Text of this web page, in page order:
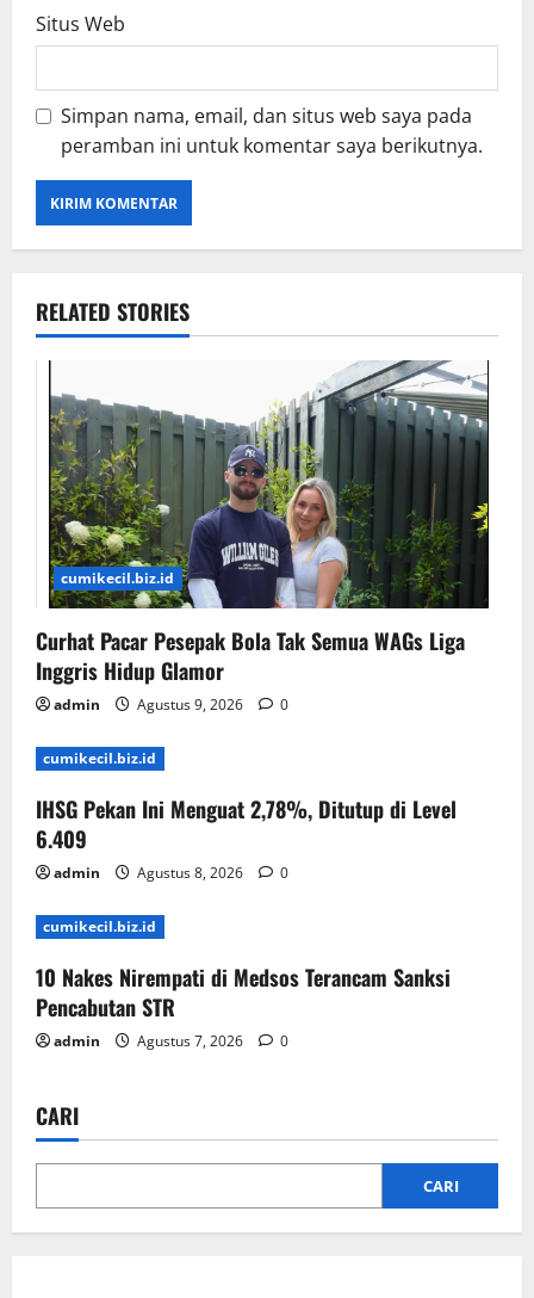
Situs Web
Simpan nama, email, dan situs web saya pada
peramban ini untuk komentar saya berikutnya.
RELATED STORIES
cumikecil.biz.id
Curhat Pacar Pesepak Bola Tak Semua WAGs Liga
Inggris Hidup Glamor
admin Agustus 9, 2026 0
cumikecil.biz.id
IHSG Pekan Ini Menguat 2,78%, Ditutup di Level
6.409
admin Agustus 8, 2026 0
cumikecil.biz.id
10 Nakes Nirempati di Medsos Terancam Sanksi
Pencabutan STR
admin Agustus 7, 2026 0
CARI
CARI